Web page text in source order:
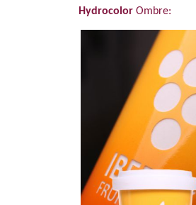
Hydrocolor Ombre: